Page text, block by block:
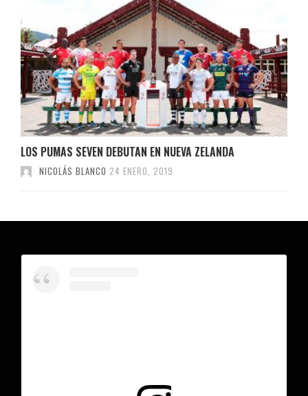
LOS PUMAS SEVEN DEBUTAN EN NUEVA ZELANDA
NICOLÁS BLANCO 24 ENERO, 2019